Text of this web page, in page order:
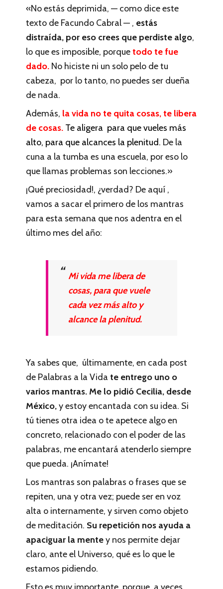
«No estás deprimida, — como dice este
texto de Facundo Cabral — , estás
distraída, por eso crees que perdiste algo,
lo que es imposible, porquetodo te fue
dado. No hiciste ni un solo pelo de tu
cabeza, por lo tanto, no puedes ser dueña
de nada.
Además, la vida no te quita cosas, te libera
de cosas. Te aligera para que vueles más
alto, para que alcances la plenitud. De la
cuna a la tumba es una escuela, por eso lo
que llamas problemas son lecciones.»
¡Qué preciosidad!, ¿verdad? De aquí ,
vamos a sacar el primero de los mantras
para esta semana que nos adentra en el
último mes del año:
Mi vida me libera de
cosas, para que vuele
cada vez más alto y
alcance la plenitud.
Ya sabes que, últimamente, en cada post
de Palabras a la Vidate entrego uno o
varios mantras. Me lo pidió Cecilia, desde
México,y estoy encantada con su idea. Si
tú tienes otra idea o te apetece algo en
concreto, relacionado con el poder de las
palabras, me encantará atenderlo siempre
que pueda. ¡Anímate!
Los mantras son palabras o frases que se
repiten, una y otra vez; puede ser en voz
alta o internamente, y sirven como objeto
de meditación. Su repetición nos ayuda a
apaciguar la mentey nos permite dejar
claro, ante el Universo, qué es lo que le
estamos pidiendo.